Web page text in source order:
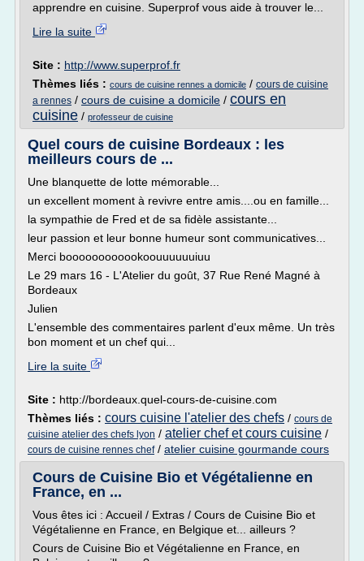
apprendre en cuisine. Superprof vous aide à trouver le...
Lire la suite
Site : http://www.superprof.fr
Thèmes liés : cours de cuisine rennes a domicile / cours de cuisine
a rennes / cours de cuisine a domicile / cours en
cuisine / professeur de cuisine
Quel cours de cuisine Bordeaux : les
meilleurs cours de ...
Une blanquette de lotte mémorable...
un excellent moment à revivre entre amis....ou en famille...
la sympathie de Fred et de sa fidèle assistante...
leur passion et leur bonne humeur sont communicatives...
Merci boooooooooookoouuuuuuiuu
Le 29 mars 16 - L'Atelier du goût, 37 Rue René Magné à
Bordeaux
Julien
L'ensemble des commentaires parlent d'eux même. Un très
bon moment et un chef qui...
Lire la suite
Site : http://bordeaux.quel-cours-de-cuisine.com
Thèmes liés : cours cuisine l'atelier des chefs / cours de
cuisine atelier des chefs lyon / atelier chef et cours cuisine /
cours de cuisine rennes chef/ atelier cuisine gourmande cours
Cours de Cuisine Bio et Végétalienne en
France, en ...
Vous êtes ici : Accueil / Extras / Cours de Cuisine Bio et
Végétalienne en France, en Belgique et... ailleurs ?
Cours de Cuisine Bio et Végétalienne en France, en